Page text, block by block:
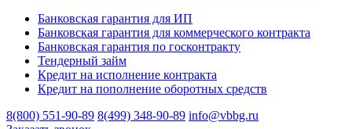
Банковская гарантия для ИП
Банковская гарантия для коммерческого контракта
Банковская гарантия по госконтракту
Тендерный займ
Кредит на исполнение контракта
Кредит на пополнение оборотных средств
8(800) 551-90-89 8(499) 348-90-89 info@vbbg.ru